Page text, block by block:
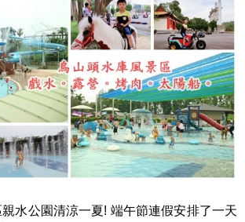
水公園清涼一夏! 端午節連假安排了一天